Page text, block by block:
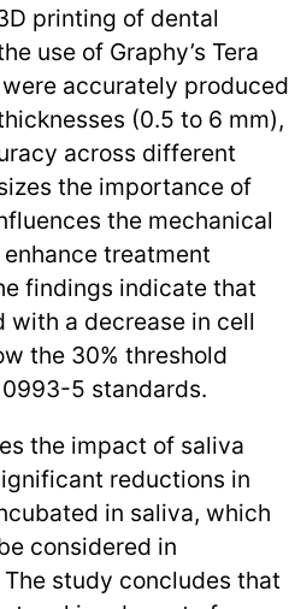
printing of dental
use of Graphy’s Tera
accurately produced
(0.5 to 6 mm),
across different
the importance of
the mechanical
treatment
findings indicate that
a decrease in cell
the 30% threshold
5 standards.
the impact of saliva
reductions in
in saliva, which
considered in
study concludes that